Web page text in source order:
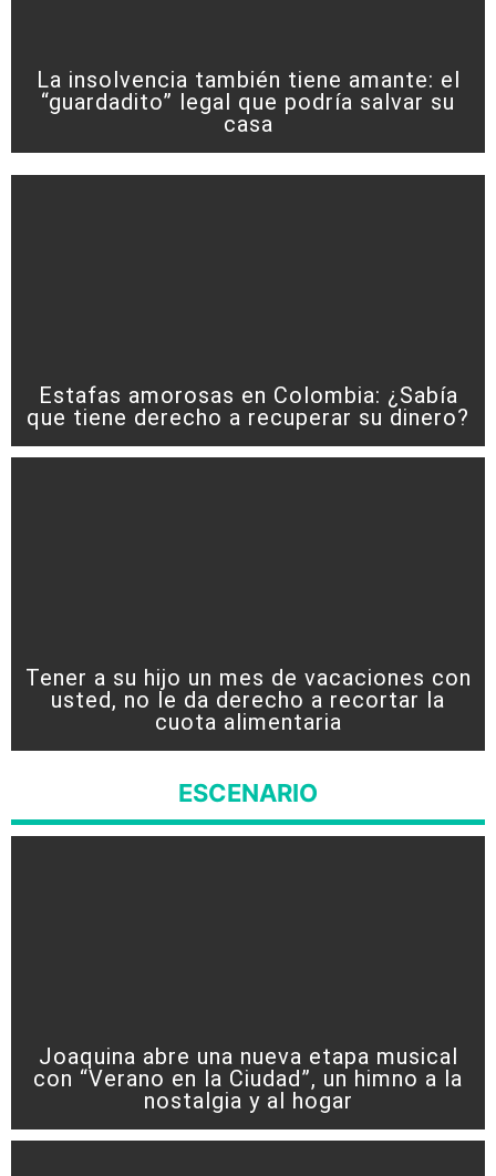
La insolvencia también tiene amante: el
“guardadito” legal que podría salvar su
casa
Estafas amorosas en Colombia: ¿Sabía
que tiene derecho a recuperar su dinero?
Tener a su hijo un mes de vacaciones con
usted, no le da derecho a recortar la
cuota alimentaria
ESCENARIO
Joaquina abre una nueva etapa musical
con “Verano en la Ciudad”, un himno a la
nostalgia y al hogar